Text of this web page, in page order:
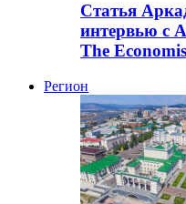
Статья
интервью с
The
Регион